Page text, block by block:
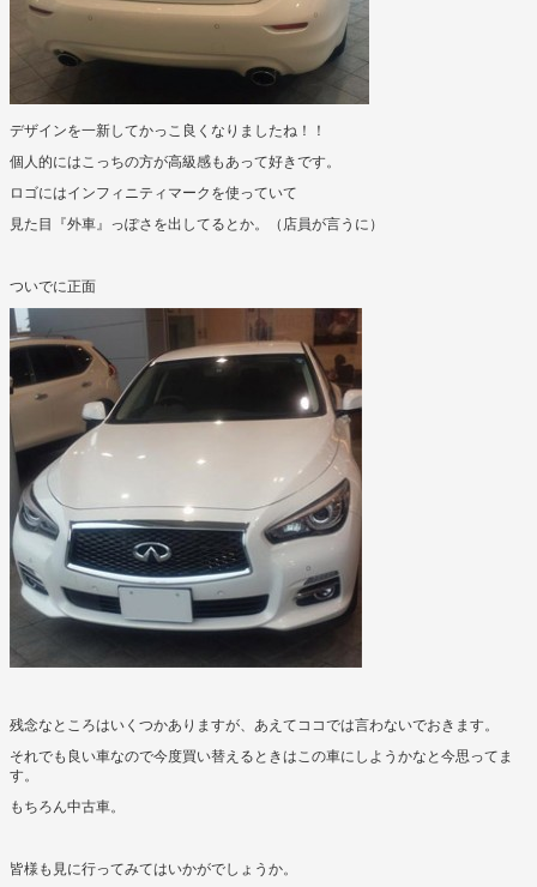
デザインを一新してかっこ良くなりましたね！！
個人的にはこっちの方が高級感もあって好きです。
ロゴにはインフィニティマークを使っていて
見た目『外車』っぽさを出してるとか。（店員が言うに）
ついでに正面
残念なところはいくつかありますが、あえてココでは言わないでおきます。
それでも良い車なので今度買い替えるときはこの車にしようかなと今思ってま
す。
もちろん中古車。
皆様も見に行ってみてはいかがでしょうか。